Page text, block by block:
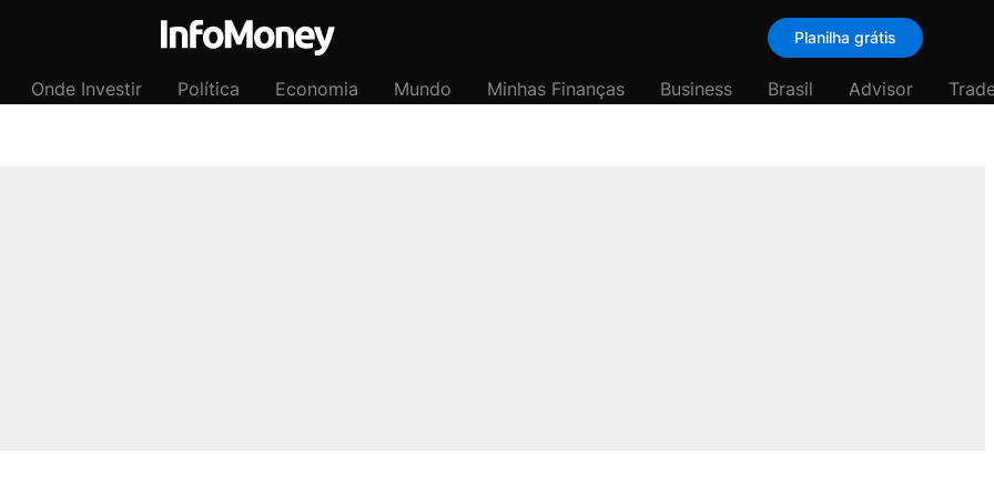
Planilha grátis
Onde Investir Política Economia Mundo Minhas Finanças Business Brasil Advisor